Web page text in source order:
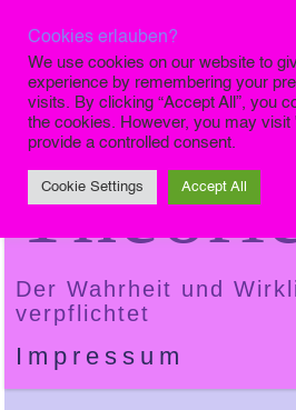
Die
Der Wahrheit und
verpflichtet
Impressum
Cookies erlauben?
We use cookies on our website to
experience by remembering your
visits. By clicking “Accept All”, you
the cookies. However, you may visit
provide a controlled consent.
Cookie Settings Accept All